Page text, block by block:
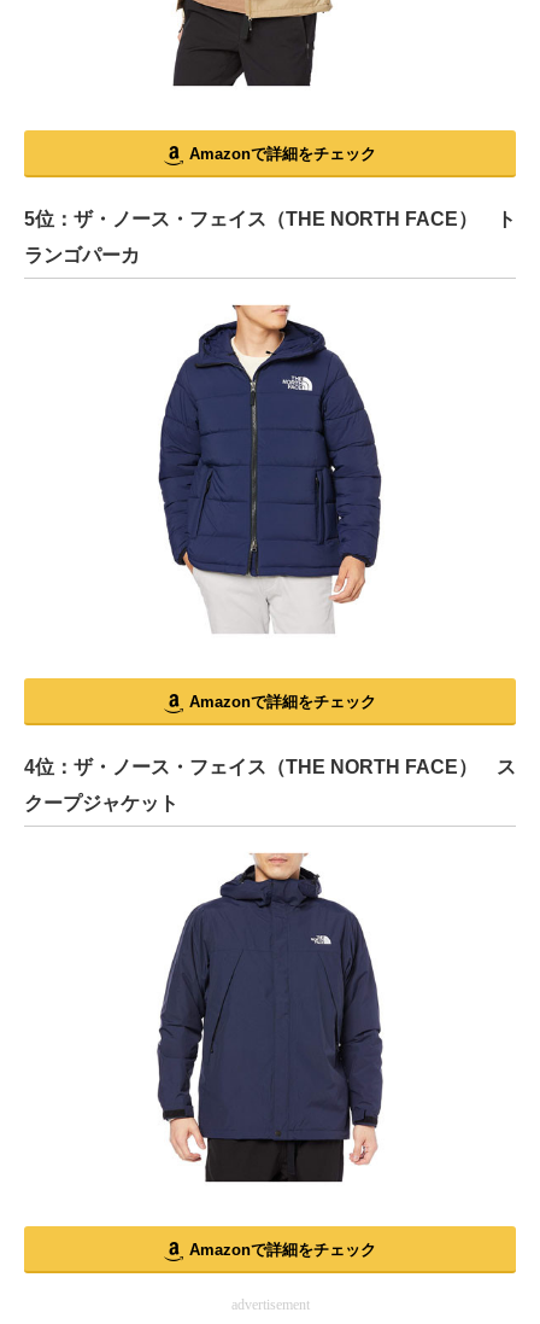
Amazonで詳細をチェック
5位：ザ・ノース・フェイス（THE NORTH FACE） ト
ランゴパーカ
Amazonで詳細をチェック
4位：ザ・ノース・フェイス（THE NORTH FACE） ス
クープジャケット
Amazonで詳細をチェック
advertisement